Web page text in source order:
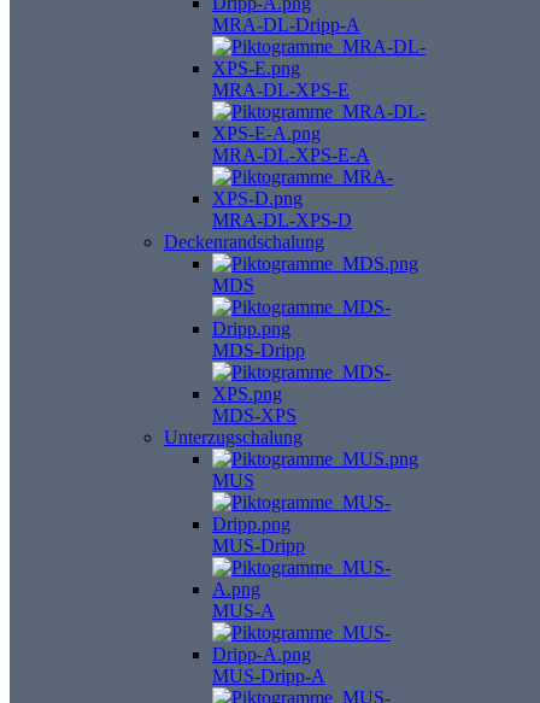
MRA-DL-Dripp-A
MRA-DL-XPS-E
MRA-DL-XPS-E-A
MRA-DL-XPS-D
Deckenrandschalung
MDS
MDS-Dripp
MDS-XPS
Unterzugschalung
MUS
MUS-Dripp
MUS-A
MUS-Dripp-A